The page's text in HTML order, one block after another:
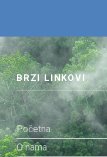
BRZI LINKOVI
Početna
O nama